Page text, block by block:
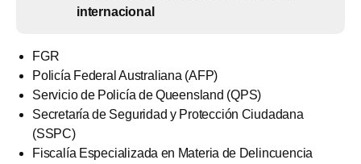
internacional
FGR
Policía Federal Australiana (AFP)
Servicio de Policía de Queensland (QPS)
Secretaría de Seguridad y Protección Ciudadana
(SSPC)
Fiscalía Especializada en Materia de Delincuencia